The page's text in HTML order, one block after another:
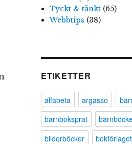
Tyckt & tänkt (65)
Webbtips (38)
ETIKETTER
alfabeta argasso
barnboksprat
bilderböcker